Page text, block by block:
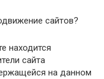
сайтов?
находится
сайта
на данном